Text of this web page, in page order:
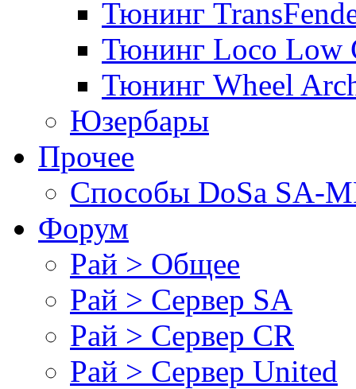
Тюнинг
Тюнинг Loco Low
Тюнинг Wheel
Юзербары
Прочее
Cпособы DoSа SA-
Форум
Рай > Общее
Рай > Сервер SA
Рай > Сервер CR
Рай > Сервер United